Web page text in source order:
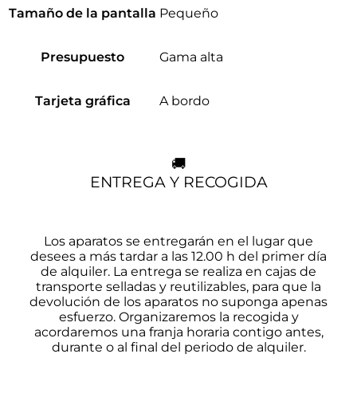
Tamaño de la pantalla Pequeño
Presupuesto Gama alta
Tarjeta gráfica A bordo
🚚
ENTREGA Y RECOGIDA
Los aparatos se entregarán en el lugar que
desees a más tardar a las 12.00 h del primer día
de alquiler. La entrega se realiza en cajas de
transporte selladas y reutilizables, para que la
devolución de los aparatos no suponga apenas
esfuerzo. Organizaremos la recogida y
acordaremos una franja horaria contigo antes,
durante o al final del periodo de alquiler.